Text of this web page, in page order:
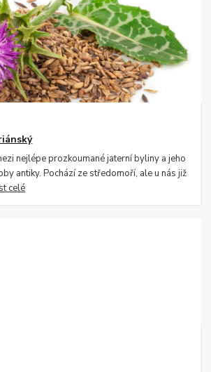
nejlépe prozkoumané jaterní byliny a jeho
antiky. Pochází ze středomoří, ale u nás již
celé